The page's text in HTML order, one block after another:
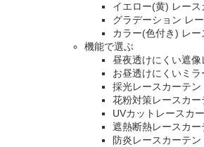
イエロー(黄) レース
グラデーション レ
カラー(色付き) レー
機能で選ぶ
昼夜透けにくい遮
お昼透けにくいミ
採光レースカーテン
花粉対策レースカー
UVカットレースカ
遮熱断熱レースカー
防炎レースカーテン